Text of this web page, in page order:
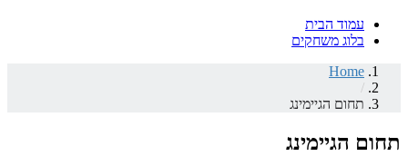
עמוד הבית
בלוג משחקים
Home
/
תחום הגיימינג
תחום הגיימינג